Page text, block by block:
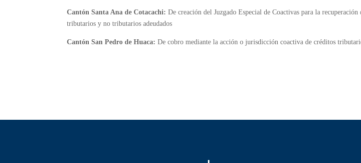
Cantón Santa Ana de Cotacachi:De creación del Juzgado Especial de Coactivas para la
tributarios y no tributarios adeudados
Cantón San Pedro de Huaca: De cobro mediante la acción o jurisdicción coactiva de créditos